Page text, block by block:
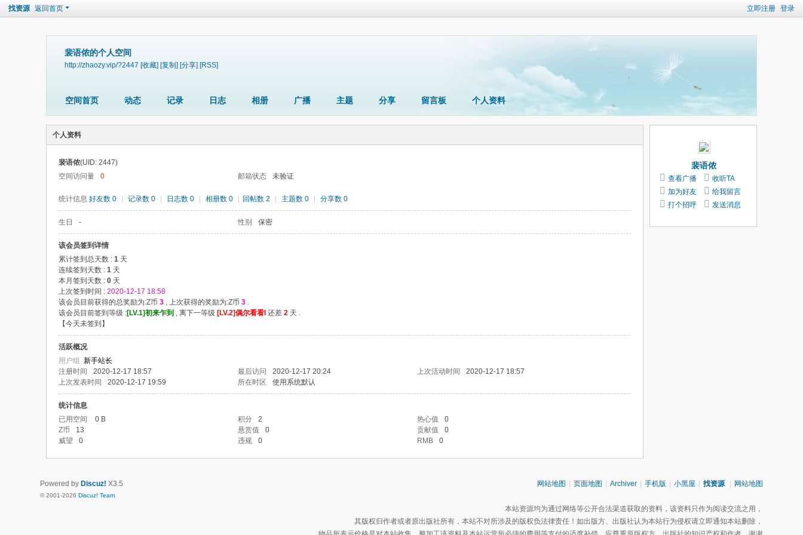
立即注册 登录
找资源 返回首页
裴语侬的个人空间
http://zhaozy.vip/?2447 [收藏] [复制] [分享] [RSS]
空间首页 动态 记录 日志 相册 广播 主题 分享 留言板 个人资料
个人资料
裴语侬(UID: 2447)
空间访问量
0 邮箱状态 未验证
统计信息 好友数 0 记录数 0 日志数 0 相册数 0 回帖数 2 主题数 0 分享数 0
生日 - 性别 保密
该会员签到详情
累计签到总天数 : 1 天
连续签到天数 : 1 天
本月签到天数 : 0 天
上次签到时间 : 2020-12-17 18:58
该会员目前获得的总奖励为:Z币 3 , 上次获得的奖励为:Z币 3 .
该会员目前签到等级 :[LV.1]初来乍到 , 离下一等级 [LV.2]偶尔看看I 还差 2 天 .
【今天未签到 】
活跃概况
用户组 新手站长
注册时间
2020-12-17 18:57 最后访问 2020-12-17 20:24 上次活动时间
2020-12-17 18:57
上次发表时间
2020-12-17 19:59 所在时区 使用系统默认
统计信息
已用空间
0 B 积分 2 热心值
0
Z币
13 悬赏值 0 贡献值
0
威望
0 违规 0 RMB 0
裴语侬
查看广播
收听TA
加为好友
给我留言
打个招呼
发送消息
网站地图 页面地图 Archiver 手机版 小黑屋 找资源 网站地图
本站资源均为通过网络等公开合法渠道获取的资料，该资料只作为阅读交流之用，
其版权归作者或者原出版社所有，本站不对所涉及的版权负法律责任！如出版方、出版社认为本站行为侵权请立即通知本站删除，
Powered by Discuz! X3.5
© 2001-2026 Discuz! Team